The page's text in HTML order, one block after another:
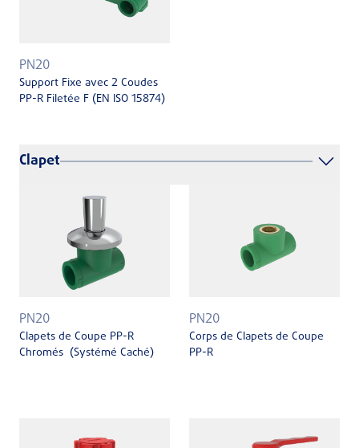
PN20
Support Fixe avec 2 Coudes
PP-R Filetée F (EN ISO 15874)
Clapet
PN20
Clapets de Coupe PP-R
Chromés (Systémé Caché)
PN20
Corps de Clapets de Coupe
PP-R